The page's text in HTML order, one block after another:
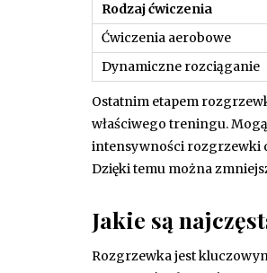
Rodzaj ćwiczenia
Ćwiczenia aerobowe
Dynamiczne rozciąganie
Ostatnim etapem
właściwego treningu.
intensywności rozgrzewki
Dzięki temu można
Jakie są
Rozgrzewka jest